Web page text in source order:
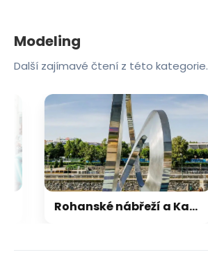
Modeling
Další zajímavé čtení z této kategorie.
Rohanské nábřeží a Karlín ožívají novým projektem agentury Fashion Models